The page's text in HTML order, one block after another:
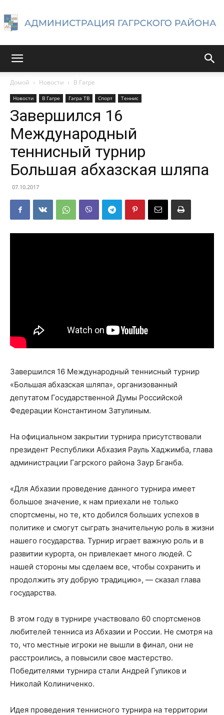
Гагрского
района
Домой Новости В Гагре
Новости В Гагре Гагра ТВ Спорт Теннис
Завершился 16
Международный
теннисный турнир
Большая абхазская шляпа
07.10.2017
Завершился 16 Международный теннисный турнир
«Большая абхазская шляпа», организованный
депутатом Государственной Думы Российской
Федерации Константином Затулиным.
На официальном закрытии турнира присутствовали
президент Республики Абхазия Рауль Хаджимба, глава
администрации Гагрского района Заур Бганба.
«Для Абхазии проведение данного турнира имеет
большое значение, к нам приехали не только
спортсмены, но те, кто добился больших успехов в
политике и смогут сыграть значительную роль в жизни
нашего государства. Турнир играет важную роль и в
развитии курорта, он привлекает много людей. С
нашей стороны мы сделаем все, чтобы сохранить и
продолжить эту добрую традицию», — сказал глава
государства.
В этом году в турнире участвовало 60 спортсменов
любителей тенниса из Абхазии и России. Не смотря на
то, что местные игроки не вышли в финал, они не
расстроились, а повысили свое мастерство.
Победителями турнира стали Андрей Гуликов и
Николай Колиниченко.
Идея проведения теннисного турнира на территории